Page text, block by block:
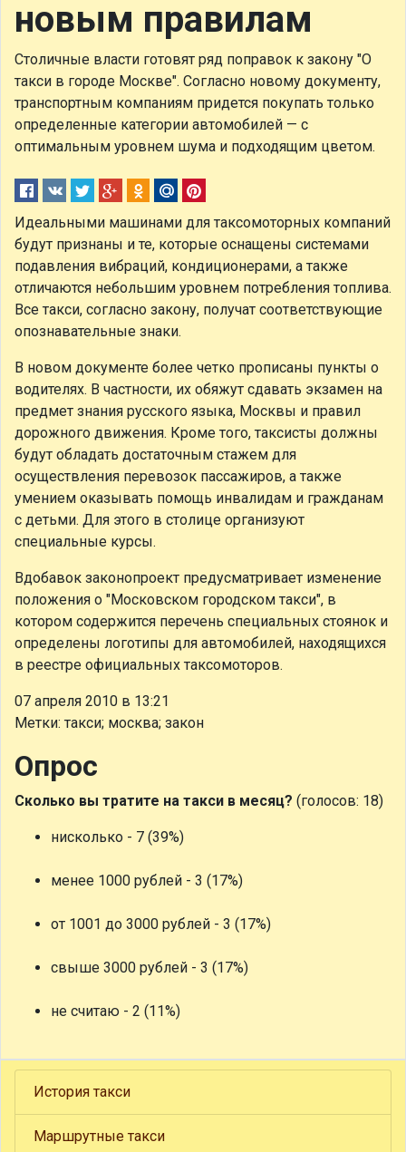
новым правилам
Столичные власти готовят ряд поправок к закону "О
такси в городе Москве". Согласно новому документу,
транспортным компаниям придется покупать только
определенные категории автомобилей — с
оптимальным уровнем шума и подходящим цветом.
Идеальными машинами для таксомоторных компаний
будут признаны и те, которые оснащены системами
подавления вибраций, кондиционерами, а также
отличаются небольшим уровнем потребления топлива.
Все такси, согласно закону, получат соответствующие
опознавательные знаки.
В новом документе более четко прописаны пункты о
водителях. В частности, их обяжут сдавать экзамен на
предмет знания русского языка, Москвы и правил
дорожного движения. Кроме того, таксисты должны
будут обладать достаточным стажем для
осуществления перевозок пассажиров, а также
умением оказывать помощь инвалидам и гражданам
с детьми. Для этого в столице организуют
специальные курсы.
Вдобавок законопроект предусматривает изменение
положения о "Московском городском такси", в
котором содержится перечень специальных стоянок и
определены логотипы для автомобилей, находящихся
в реестре официальных таксомоторов.
07 апреля 2010 в 13:21
Метки: такси; москва; закон
Опрос
Сколько вы тратите на такси в месяц? (голосов: 18)
нисколько - 7 (39%)
менее 1000 рублей - 3 (17%)
от 1001 до 3000 рублей - 3 (17%)
свыше 3000 рублей - 3 (17%)
не считаю - 2 (11%)
История такси
Маршрутные такси